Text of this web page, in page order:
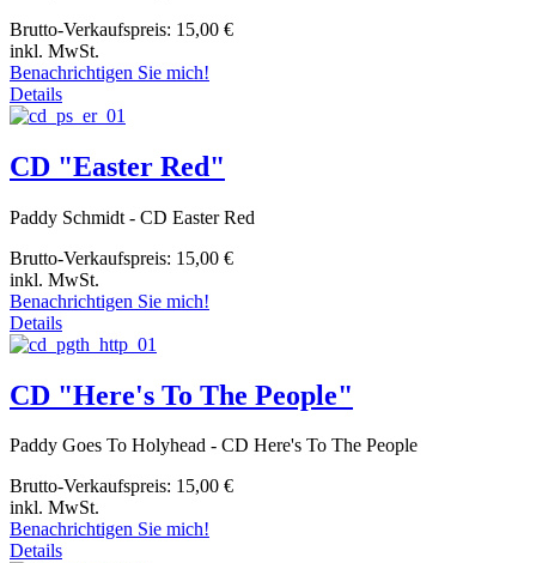
Brutto-Verkaufspreis: 15,00 €
inkl. MwSt.
Benachrichtigen Sie mich!
Details
CD "Easter Red"
Paddy Schmidt - CD Easter Red
Brutto-Verkaufspreis: 15,00 €
inkl. MwSt.
Benachrichtigen Sie mich!
Details
CD "Here's To The People"
Paddy Goes To Holyhead - CD Here's To The People
Brutto-Verkaufspreis: 15,00 €
inkl. MwSt.
Benachrichtigen Sie mich!
Details